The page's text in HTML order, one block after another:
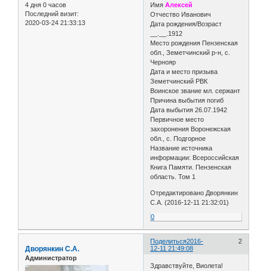
4 дня 0 часов
Последний визит:
2020-03-24 21:33:13
ИмяАлексей
Отчество Иванович
Дата рождения/Возраст
__.__.1912
Место рождения Пензенская
обл., Земетчинский р-н, с.
Чернояр
Дата и место призыва
Земетчинский РВК
Воинское звание мл. сержант
Причина выбытия погиб
Дата выбытия 26.07.1942
Первичное место
захоронения Воронежская
обл., с. Подгорное
Название источника
информации: Всероссийская
Книга Памяти. Пензенская
область. Том 1
Отредактировано Дворянкин
С.А. (2016-12-11 21:32:01)
0
Поделиться 2
2016-
12-11 21:49:08
Дворянкин С.А.
Администратор
Здравствуйте, Виолета!